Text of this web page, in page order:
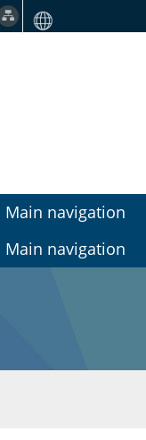
Main navigation
Main navigation